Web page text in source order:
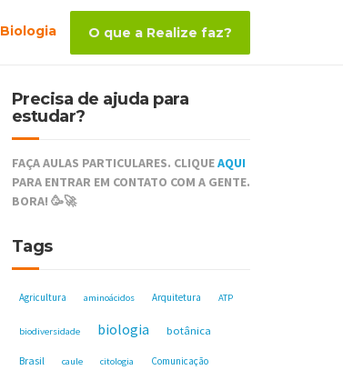
Biologia O que a Realize faz?
Precisa de ajuda para
estudar?
FAÇA AULAS PARTICULARES. CLIQUEAQUI
PARA ENTRAR EM CONTATO COM A GENTE.
BORA! 🥳🚀
Tags
Agricultura aminoácidos Arquitetura ATP
biodiversidade biologia botânica
Brasil caule citologia Comunicação